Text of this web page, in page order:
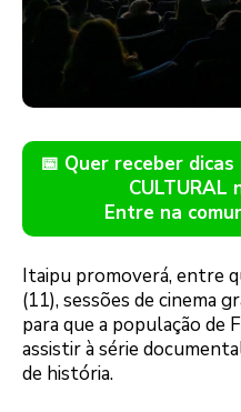
📅 Quer receber dicas
CULTURAL
Entre na
Itaipu promoverá, entre
(11), sessões de cinema
para que a população de
assistir à série
de história.